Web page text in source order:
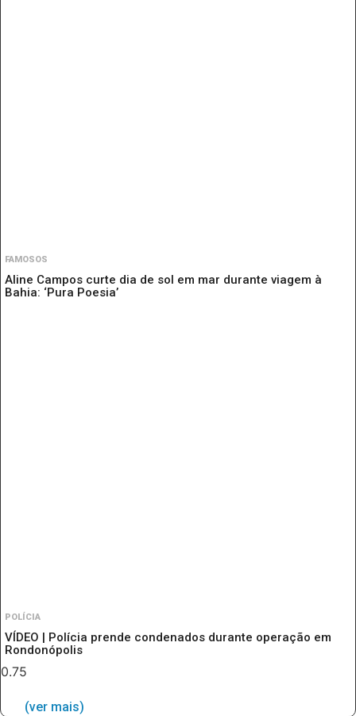
FAMOSOS
Aline Campos curte dia de sol em mar durante viagem à
Bahia: ‘Pura Poesia’
POLÍCIA
VÍDEO | Polícia prende condenados durante operação em
Rondonópolis
(ver mais)